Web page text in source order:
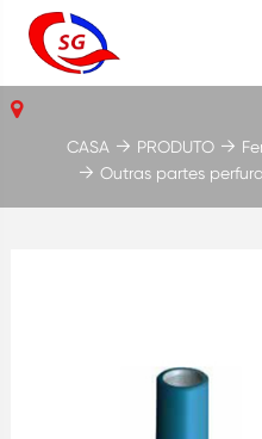
CASA PRODUTO
Outras partes